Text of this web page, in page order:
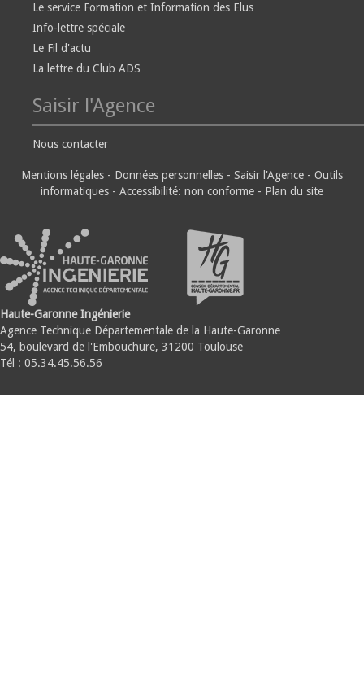
Le service Formation et Information des Elus
Info-lettre spéciale
Le Fil d'actu
La lettre du Club ADS
Saisir l'Agence
Nous contacter
Mentions légales - Données personnelles - Saisir l'Agence - Outils
informatiques - Accessibilité: non conforme - Plan du site
Haute-Garonne Ingénierie
Agence Technique Départementale de la Haute-Garonne
54, boulevard de l'Embouchure, 31200 Toulouse
Tél : 05.34.45.56.56